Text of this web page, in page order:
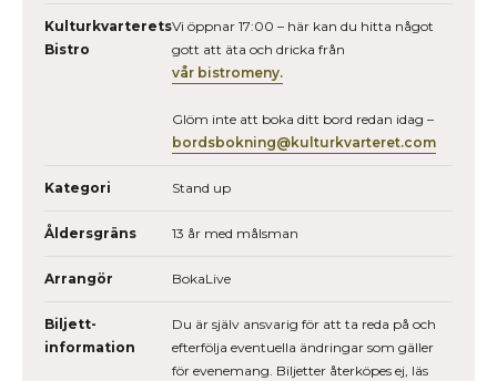
Kulturkvarterets
Bistro
Vi öppnar 17:00 – här kan du hitta något
gott att äta och dricka från
vår bistromeny.
Glöm inte att boka ditt bord redan idag –
bordsbokning@kulturkvarteret.com
Kategori Stand up
Åldersgräns 13 år med målsman
Arrangör BokaLive
Biljett­
information
Du är själv ansvarig för att ta reda på och
efterfölja eventuella ändringar som gäller
för evenemang. Biljetter återköpes ej, läs